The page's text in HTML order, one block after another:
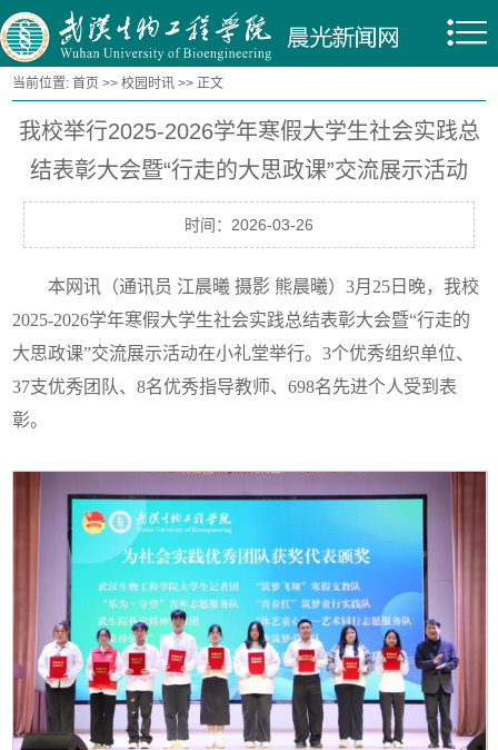
当前位置:首页 >>校园时讯 >> 正文
我校举行2025-2026学年寒假大学生社会实践总
结表彰大会暨“行走的大思政课”交流展示活动
时间：2026-03-26
本网讯（通讯员 江晨曦 摄影 熊晨曦）3月25日晚，我校
2025-2026学年寒假大学生社会实践总结表彰大会暨“行走的
大思政课”交流展示活动在小礼堂举行。3个优秀组织单位、
37支优秀团队、8名优秀指导教师、698名先进个人受到表
彰。